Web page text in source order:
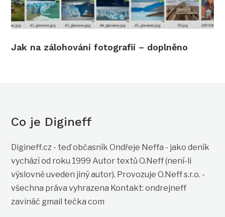
Jak na zálohování fotografií – doplněno
Co je Digineff
Digineff.cz - teď občasník Ondřeje Neffa - jako deník
vychází od roku 1999 Autor textů O.Neff (není-li
výslovně uveden jiný autor). Provozuje O.Neff s.r.o. -
všechna práva vyhrazena Kontakt: ondrejneff
zavináč gmail tečka com